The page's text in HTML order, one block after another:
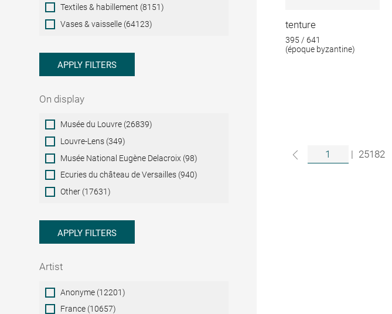
Textiles & habillement (8151)
Vases & vaisselle (64123)
APPLY FILTERS
On display
On
display
Musée du Louvre (26839)
Louvre-Lens (349)
Musée National Eugène Delacroix (98)
Ecuries du château de Versailles (940)
Other (17631)
APPLY FILTERS
Artist
ArtistAnonyme (12201)
France (10657)
tenture
395 / 641
(époque byzantine)
| 25182